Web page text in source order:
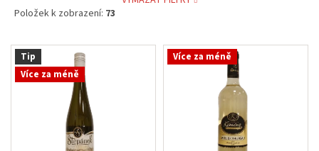
Položek k zobrazení: 73
V Tip
Více za méně
Více za méně